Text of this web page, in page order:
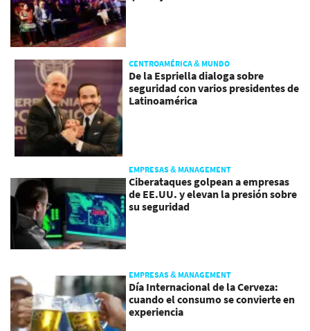
CENTROAMÉRICA & MUNDO
De la Espriella dialoga sobre
seguridad con varios presidentes de
Latinoamérica
EMPRESAS & MANAGEMENT
Ciberataques golpean a empresas
de EE.UU. y elevan la presión sobre
su seguridad
EMPRESAS & MANAGEMENT
Día Internacional de la Cerveza:
cuando el consumo se convierte en
experiencia